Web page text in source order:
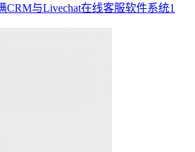
CRM与Livechat在线客服软件系统1